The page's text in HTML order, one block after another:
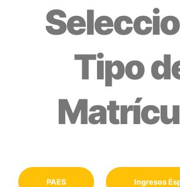
Tipo
PAES Ingresos